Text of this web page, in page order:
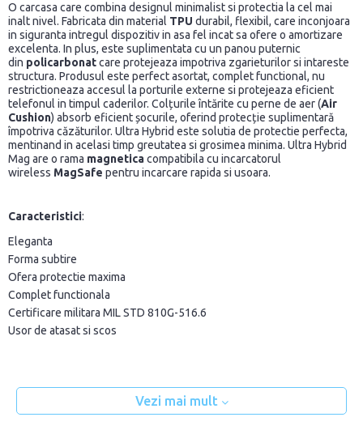
O carcasa care combina designul minimalist si protectia la cel mai
inalt nivel. Fabricata din material TPU durabil, flexibil, care inconjoara
in siguranta intregul dispozitiv in asa fel incat sa ofere o amortizare
excelenta. In plus, este suplimentata cu un panou puternic
din policarbonatcare protejeaza impotriva zgarieturilor si intareste
structura. Produsul este perfect asortat, complet functional, nu
restrictioneaza accesul la porturile externe si protejeaza eficient
telefonul in timpul caderilor. Colțurile întărite cu perne de aer (Air
Cushion) absorb eficient șocurile, oferind protecție suplimentară
împotriva căzăturilor. Ultra Hybrid este solutia de protectie perfecta,
mentinand in acelasi timp greutatea si grosimea minima. Ultra Hybrid
Mag are o rama magneticacompatibila cu incarcatorul
wireless MagSafe pentru incarcare rapida si usoara.
Caracteristici:
Eleganta
Forma subtire
Ofera protectie maxima
Complet functionala
Certificare militara MIL STD 810G-516.6
Usor de atasat si scos
Vezi mai mult